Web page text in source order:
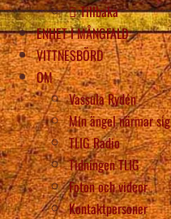
Tillbaka
ENHET I MÅNGFALD
VITTNESBÖRD
OM
Vassula Rydén
Min ängel närmar sig
TLIG Radio
Tidningen TLIG
Foton och videor
Kontaktpersoner